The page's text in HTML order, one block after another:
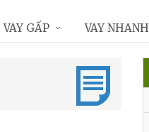
VAY GẤP VAY NHANH